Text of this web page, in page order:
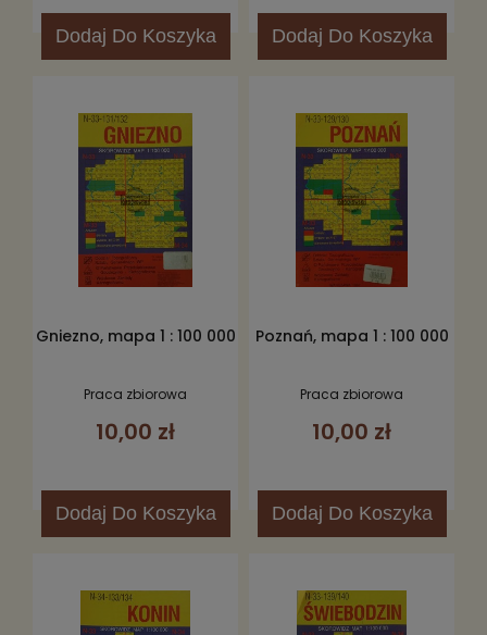
Dodaj Do Koszyka Dodaj Do Koszyka
Gniezno, mapa 1 : 100 000
Praca zbiorowa
10,00 zł
Dodaj Do Koszyka
Poznań, mapa 1 : 100 000
Praca zbiorowa
10,00 zł
Dodaj Do Koszyka